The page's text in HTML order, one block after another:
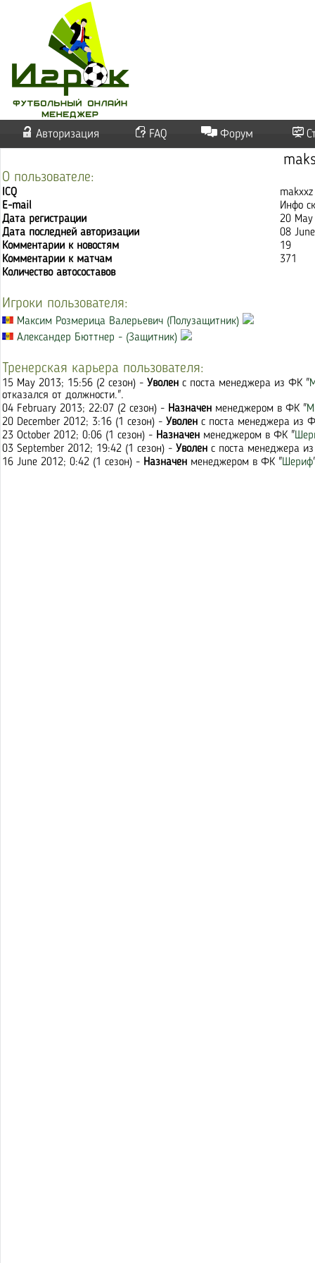
Авторизация FAQ Форум
О пользователе:
ICQ
makxxz
E-mail
Инфо
Дата регистрации
20
Дата последней авторизации
08
Комментарии к новостям
19
Комментарии к матчам
371
Количество автосоставов
Игроки пользователя:
Максим Розмерица Валерьевич (Полузащитник)
Александер Бюттнер - (Защитник)
Тренерская карьера пользователя:
15 May 2013; 15:56 (2 сезон) - Уволен с поста менеджера из ФК "
отказался от должности.".
04 February 2013; 22:07 (2 сезон) - Назначен менеджером в ФК "
20 December 2012; 3:16 (1 сезон) - Уволен с поста менеджера из
23 October 2012; 0:06 (1 сезон) - Назначен менеджером в ФК "
03 September 2012; 19:42 (1 сезон) - Уволен с поста менеджера
16 June 2012; 0:42 (1 сезон) - Назначен менеджером в ФК "Шериф